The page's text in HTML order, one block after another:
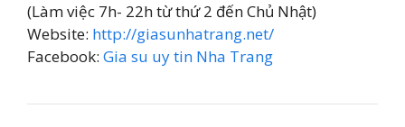
(Làm việc 7h- 22h từ thứ 2 đến Chủ Nhật)
Website: http://giasunhatrang.net/
Facebook: Gia su uy tin Nha Trang